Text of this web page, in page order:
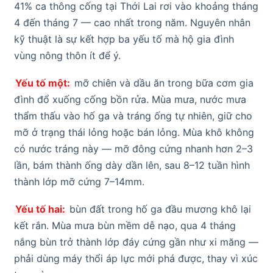
41% ca thông cống tại Thới Lai rơi vào khoảng tháng
4 đến tháng 7 — cao nhất trong năm. Nguyên nhân
kỹ thuật là sự kết hợp ba yếu tố mà hộ gia đình
vùng nông thôn ít để ý.
Yếu tố một: mỡ chiên và dầu ăn trong bữa cơm gia
đình đổ xuống cống bồn rửa. Mùa mưa, nước mưa
thẩm thấu vào hố ga và tráng ống tự nhiên, giữ cho
mỡ ở trạng thái lỏng hoặc bán lỏng. Mùa khô không
có nước tráng này — mỡ đông cứng nhanh hơn 2–3
lần, bám thành ống dày dần lên, sau 8–12 tuần hình
thành lớp mỡ cứng 7–14mm.
Yếu tố hai: bùn đất trong hố ga đầu mương khô lại
kết rắn. Mùa mưa bùn mềm dễ nạo, qua 4 tháng
nắng bùn trở thành lớp đáy cứng gần như xi măng —
phải dùng máy thổi áp lực mới phá được, thay vì xúc